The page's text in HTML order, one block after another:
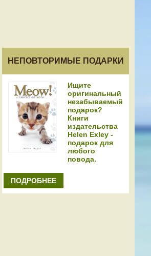
НЕПОВТОРИМЫЕ ПОДАРКИ
Ищите
оригинальный
незабываемый
подарок?
Книги
издательства
Helen Exley -
подарок для
любого
повода.
ПОДРОБНЕЕ